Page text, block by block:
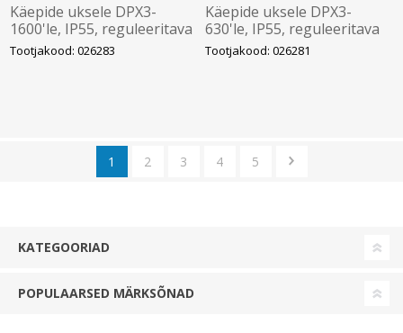
Käepide uksele DPX3-
1600'le, IP55, reguleeritava
vardaga, Legrand
Tootjakood: 026283
Käepide uksele DPX3-
630'le, IP55, reguleeritava
vardaga, m.plaadist ukseni
236-452mm, Legrand
Tootjakood: 026281
1 2 3 4 5
KATEGOORIAD
POPULAARSED MÄRKSÕNAD